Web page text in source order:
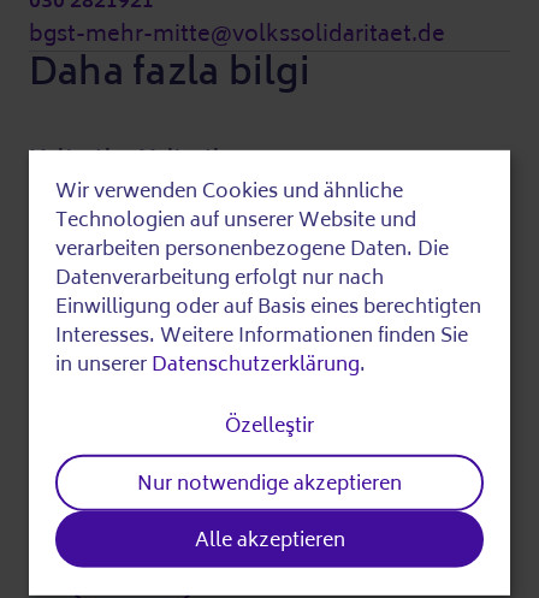
bgst-mehr-mitte@volkssolidaritaet.de
Daha fazla bilgi
Maliyetler Maliyetler:
Bu olay ücretsiz.
Son olarak düzenlenmiş
Bulduklarınızı
Baskı
Use
of
personal
data
and
Wir verwenden Cookies und ähnliche
Technologien auf unserer Website und
verarbeiten personenbezogene Daten. Die
Datenverarbeitung erfolgt nur nach
Einwilligung oder auf Basis eines berechtigten
Interesses. Weitere Informationen finden Sie
in unsererDatenschutzerklärung.
Özelleştir
Nur notwendige akzeptieren
Alle akzeptieren